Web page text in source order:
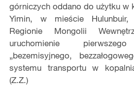
górniczych oddano do użytku w
Yimin, w mieście Hulunbuir,
Regionie Mongolii
uruchomienie
„bezemisyjnego,
systemu transportu w
(Z.Z.)